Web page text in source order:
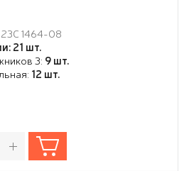
1464-08
21 шт.
3: 9 шт.
12 шт.